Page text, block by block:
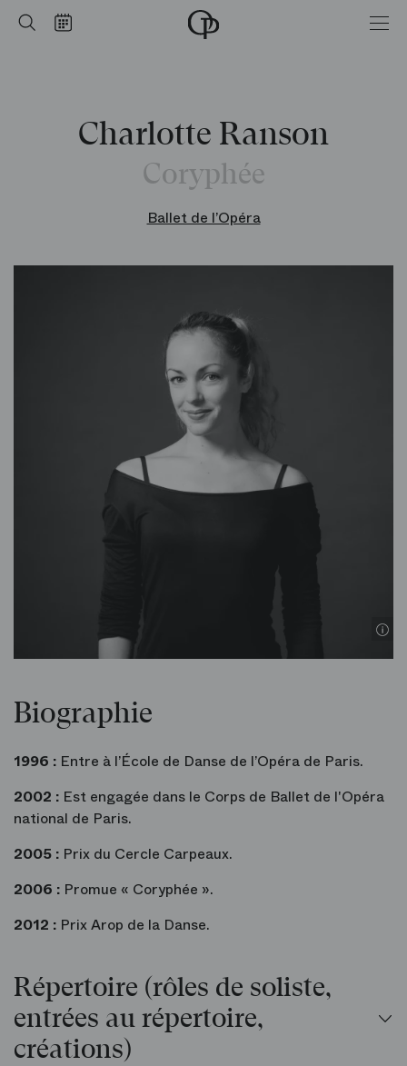
Rechercher
Calendrier Accueil
Charlotte Ranson
Coryphée
Ballet de l’Opéra
Biographie
1996 : Entre à l’École de Danse de l’Opéra de Paris.
2002 : Est engagée dans le Corps de Ballet de l'Opéra
national de Paris.
2005 : Prix du Cercle Carpeaux.
2006 : Promue « Coryphée ».
2012 : Prix Arop de la Danse.
Répertoire (rôles de soliste,
entrées au répertoire,
créations)